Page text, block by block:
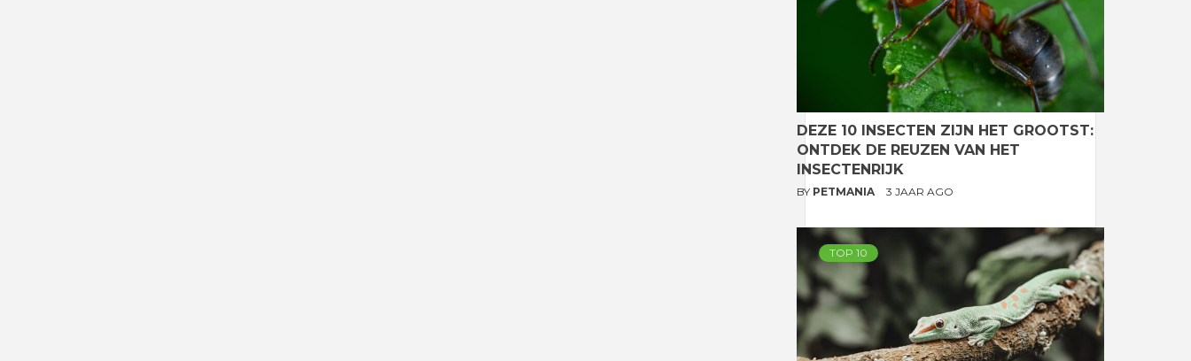
DEZE 10 INSECTEN ZIJN HET GROOTST:
ONTDEK DE REUZEN VAN HET
INSECTENRIJK
BY PETMANIA 3 JAAR AGO
TOP 10